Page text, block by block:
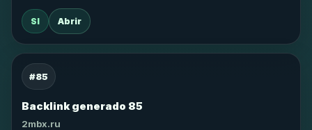
SI Abrir
#85
Backlink generado 85
2mbx.ru